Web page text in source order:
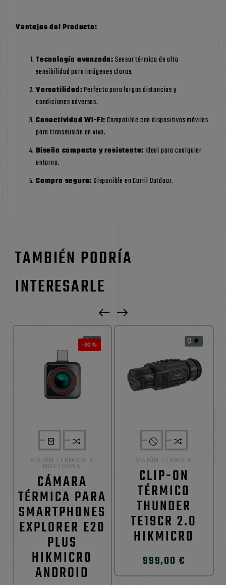
Ventajas del Producto:
Tecnología avanzada:Sensor térmico de alta
sensibilidad para imágenes claras.
Versatilidad:Perfecto para largas distancias y
condiciones adversas.
Conectividad Wi-Fi:Compatible con dispositivos móviles
para transmisión en vivo.
Diseño compacto y resistente: Ideal para cualquier
entorno.
Compra segura: Disponible enCarril Outdoor.
TAMBIÉN PODRÍA
INTERESARLE
-30%
0
VISIÓN TÉRMICA Y
NOCTURNA
CÁMARA
TÉRMICA PARA
SMARTPHONES
EXPLORER E20
PLUS
HIKMICRO
ANDROID
0 
VISIÓN TÉRMICA
CLIP-ON
TÉRMICO
THUNDER
TE19CR 2.0
HIKMICRO
999,00 €